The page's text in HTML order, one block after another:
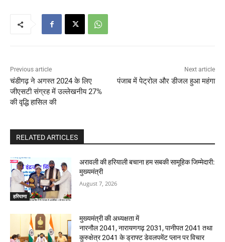
Previous article
चंडीगढ़ ने अगस्त 2024 के लिए
जीएसटी संग्रह में उल्लेखनीय 27%
की वृद्धि हासिल की
Next article
पंजाब में पेट्रोल और डीजल हुआ महंगा
RELATED ARTICLES
हरियाणा
अरावली की हरियाली बचाना हम सबकी सामूहिक जिम्मेदारी:
मुख्यमंत्री
August 7, 2026
मुख्यमंत्री की अध्यक्षता में
नारनौल 2041, नारायणगढ़ 2031, पानीपत 2041 तथा
कुरुक्षेत्र 2041 के ड्राफ्ट डेवलपमेंट प्लान पर विचार